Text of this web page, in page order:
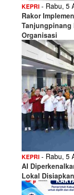
KEPRI - Rabu, 5
Rakor
Tanjungpinang
Organisasi
KEPRI - Rabu, 5
AI
Lokal